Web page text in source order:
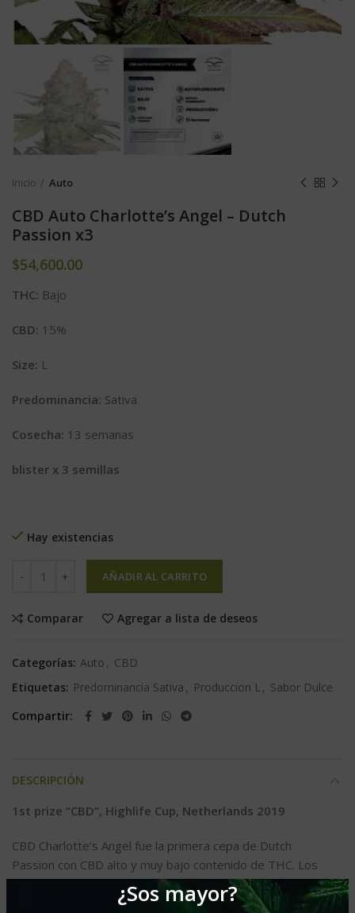
¿Sos mayor?
Inicio Auto
CBD Auto Charlotte’s Angel – Dutch
Passion x3
$54,600.00
THC: Bajo
CBD: 15%
Size: L
Predominancia: Sativa
Cosecha: 13 semanas
blister x 3 semillas
Hay existencias
AÑADIR AL CARRITO
Comparar Agregar a lista de deseos
Categorías: Auto , CBD
Etiquetas: Predominancia Sativa , Produccion L , Sabor Dulce
Compartir
DESCRIPCIÓN
1st prize “CBD”, Highlife Cup, Netherlands 2019
CBD Charlotte’s Angel fue la primera cepa de Dutch
Passion con CBD alto y muy bajo contenido de THC. Los
cultivadores de CBD y los cultivadores medicinales
estuvieron encantados de descubrir una variedad con